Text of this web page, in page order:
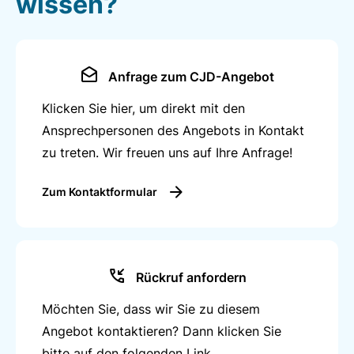
Anfrage zum CJD-Angebot
Klicken Sie hier, um direkt mit den
Ansprechpersonen des Angebots in Kontakt
zu treten. Wir freuen uns auf Ihre Anfrage!
Zum Kontaktformular
Rückruf anfordern
Möchten Sie, dass wir Sie zu diesem
Angebot kontaktieren? Dann klicken Sie